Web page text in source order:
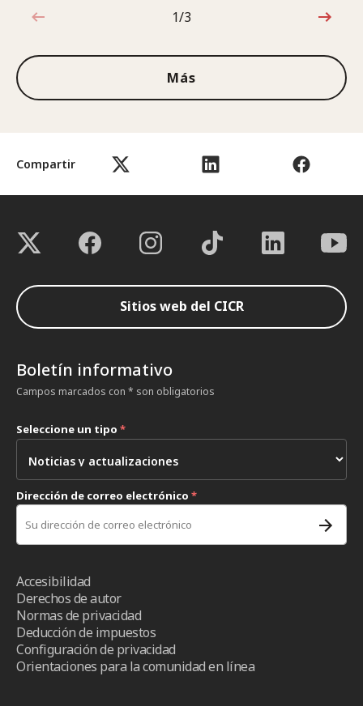
Compartir
1de3
1/3
Más
Sitios web del CICR
Boletín informativo
Campos marcados con * son obligatorios
Seleccione un tipo *
Dirección de correo electrónico *
Accesibilidad
Derechos de autor
Normas de privacidad
Deducción de impuestos
Configuración de privacidad
Orientaciones para la comunidad en línea